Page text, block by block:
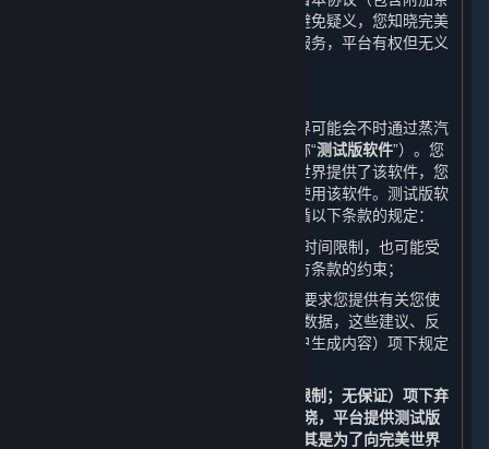
款）授予您将获得该等更新的权利。为避免疑义，您知晓完美
世界不保证其会持续更新或升级内容和服务，平台有权但无义
在某些软件正式上线发售之前，完美世界可能会不时通过蒸汽
平台向您提供该软件的测试版（以下简称“测试版软件”）。您
并非必须使用测试版软件，但如果完美世界提供了该软件，您
可以在遵守以下条款的前提下自行选择使用该软件。测试版软
件为内容和服务的一部分，使用时需遵循以下条款的规定：
您使用测试版软件的权利可能会受到时间限制，也可能受
到附加条款和/或适用的开发方/运营方条款的约束；
完美世界或完美世界的关联方可能会要求您提供有关您使
用测试版软件的建议、反馈或者相关数据，这些建议、反
馈或者数据会被视为下文第6条（用户生成内容）项下规定
除了应适用第9条（免责声明；责任限制；无保证）项下弃
权和责任限制条款以外，您还应当知晓，平台提供测试版
软件的目的仅为测试和改进软件，尤其是为了向完美世界